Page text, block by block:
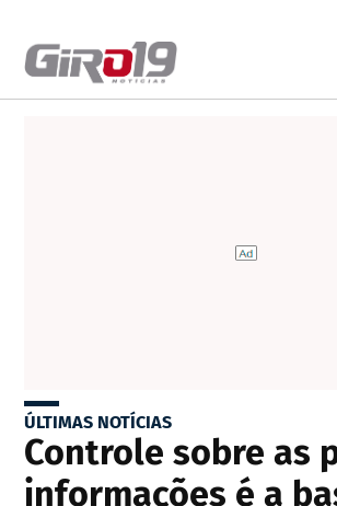
ÚLTIMAS NOTÍCIAS
Controle sobre as
informações é a